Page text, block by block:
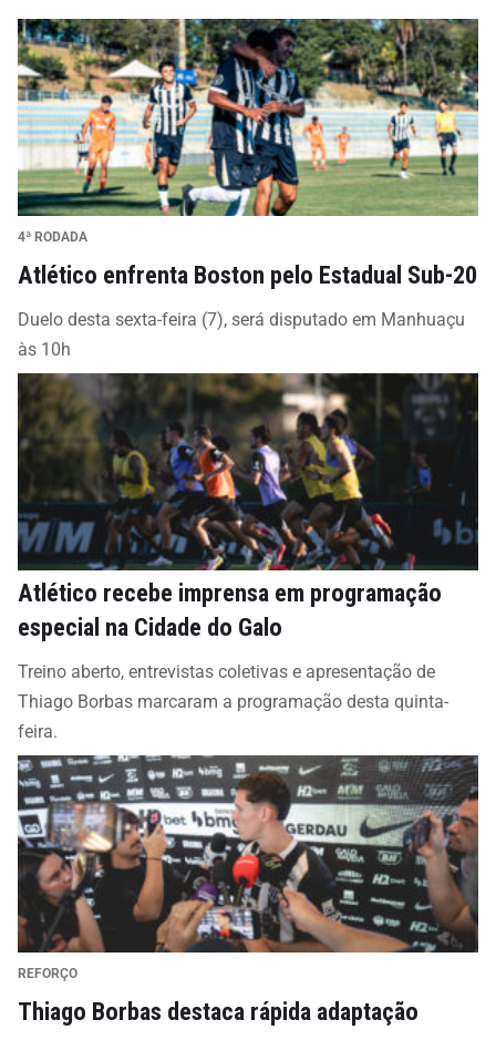
4ª RODADA
Atlético enfrenta Boston pelo Estadual Sub-20
Duelo desta sexta-feira (7), será disputado em Manhuaçu
às 10h
Atlético recebe imprensa em programação
especial na Cidade do Galo
Treino aberto, entrevistas coletivas e apresentação de
Thiago Borbas marcaram a programação desta quinta-
feira.
REFORÇO
Thiago Borbas destaca rápida adaptação